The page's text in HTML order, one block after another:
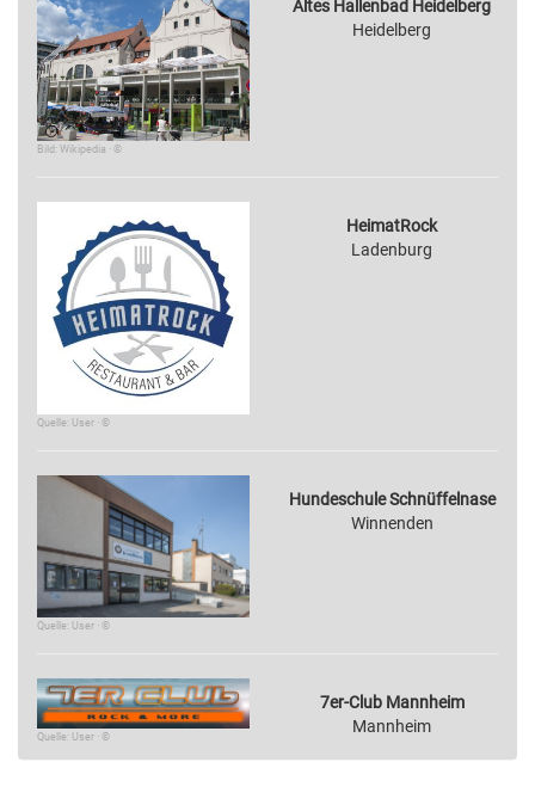
Bild: Wikipedia · ©
Altes Hallenbad Heidelberg
Heidelberg
Quelle: User · ©
HeimatRock
Ladenburg
Quelle: User · ©
Hundeschule Schnüffelnase
Winnenden
Quelle: User · ©
7er-Club Mannheim
Mannheim